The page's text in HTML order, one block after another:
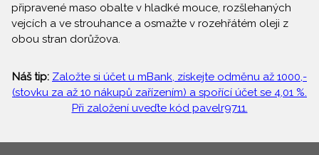
připravené maso obalte v hladké mouce, rozšlehaných
vejcích a ve strouhance a osmažte v rozehřátém oleji z
obou stran dorůžova.
Náš tip: Založte si účet u mBank, získejte odměnu až 1000,-
(stovku za až 10 nákupů zařízením) a spořící účet se 4,01 %.
Při založení uveďte kód pavelr9711.